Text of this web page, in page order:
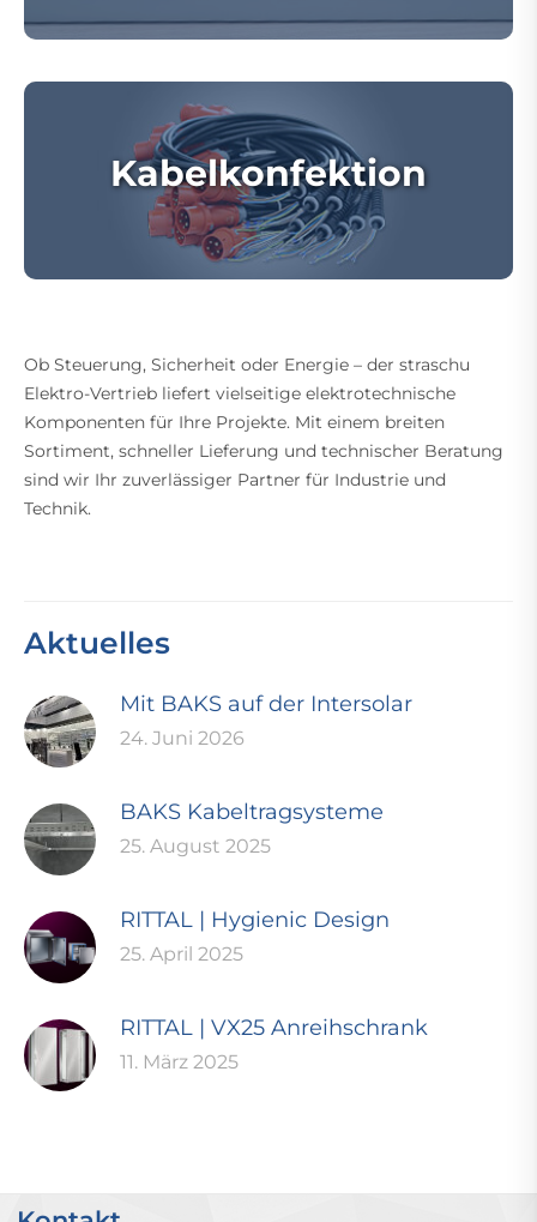
Kabelkonfektion
Ob Steuerung, Sicherheit oder Energie – der straschu
Elektro-Vertrieb liefert vielseitige elektrotechnische
Komponenten für Ihre Projekte. Mit einem breiten
Sortiment, schneller Lieferung und technischer Beratung
sind wir Ihr zuverlässiger Partner für Industrie und
Technik.
Aktuelles
Mit BAKS auf der Intersolar
24. Juni 2026
BAKS Kabeltragsysteme
25. August 2025
RITTAL | Hygienic Design
25. April 2025
RITTAL | VX25 Anreihschrank
11. März 2025